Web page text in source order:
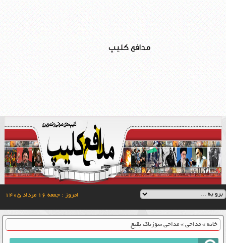
مدافع کلیپ
امروز : جمعه ۱۶ مرداد ۱۴۰۵
خانه» مداحی» مداحی سوزناک بقیع